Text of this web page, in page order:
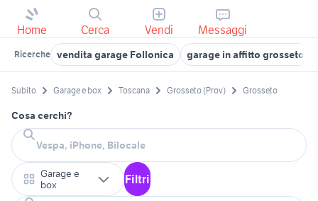
Home Cerca Vendi Messaggi
Ricerche vendita garage Follonica garage in affitto grosseto
Subito Garage e box Toscana Grosseto (Prov) Grosseto
Cosa cerchi?
Garage e
box
Filtri